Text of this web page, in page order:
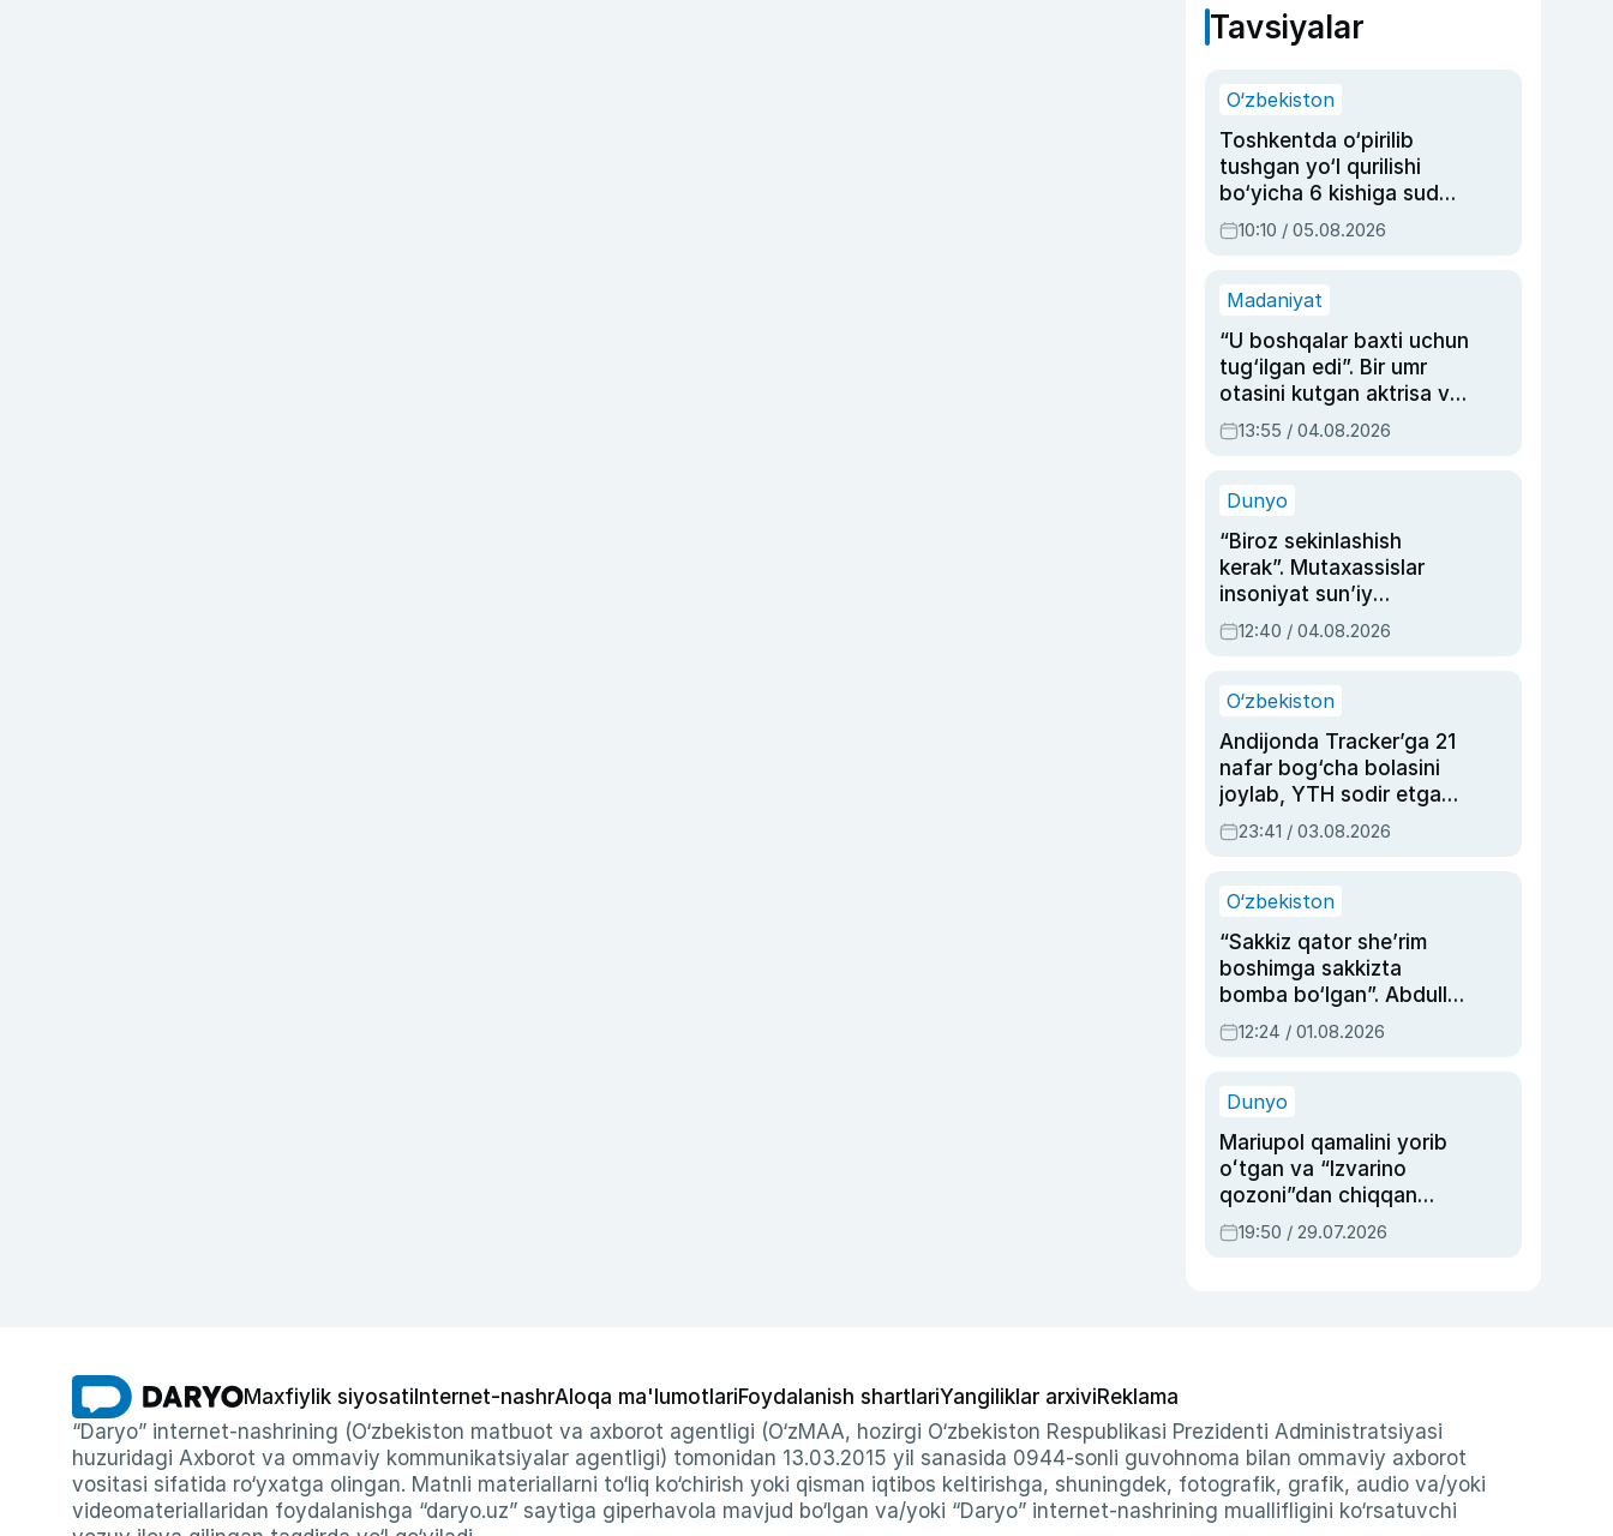
Tavsiyalar
O‘zbekiston
Toshkentda o‘pirilib
tushgan yo‘l qurilishi
bo‘yicha 6 kishiga sud
hukmi o‘qildi
10:10 / 05.08.2026
Madaniyat
“U boshqalar baxti uchun
tug‘ilgan edi”. Bir umr
otasini kutgan aktrisa va
dublyaj ustasi Rimma
Ahmedovaning
13:55 / 04.08.2026
Dunyo
“Biroz sekinlashish
kerak”. Mutaxassislar
insoniyat sun’iy
intellektni boshqara
olmay qolishidan xavotir
12:40 / 04.08.2026
O‘zbekiston
Andijonda Tracker’ga 21
nafar bog‘cha bolasini
joylab, YTH sodir etgan
ayolga sud hukmi o‘qildi
23:41 / 03.08.2026
O‘zbekiston
“Sakkiz qator she’rim
boshimga sakkizta
bomba bo‘lgan”. Abdulla
Oripovni siyosiy
ayblovlardan asrab
12:24 / 01.08.2026
Dunyo
Mariupol qamalini yorib
oʻtgan va “Izvarino
qozoni”dan chiqqan
qahramon — Ukraina
armiyasi bosh
19:50 / 29.07.2026
Maxfiylik siyosati Internet-nashrAloqa ma'lumotlariFoydalanish shartlariYangiliklar arxiviReklama
“Daryo” internet-nashrining (O‘zbekiston matbuot va axborot agentligi (O‘zMAA, hozirgi O‘zbekiston Respublikasi Prezidenti Administratsiyasi
huzuridagi Axborot va ommaviy kommunikatsiyalar agentligi) tomonidan 13.03.2015 yil sanasida 0944-sonli guvohnoma bilan ommaviy axborot
vositasi sifatida ro‘yxatga olingan. Matnli materiallarni to‘liq ko‘chirish yoki qisman iqtibos keltirishga, shuningdek, fotografik, grafik, audio va/yoki
videomateriallaridan foydalanishga “daryo.uz” saytiga giperhavola mavjud bo‘lgan va/yoki “Daryo” internet-nashrining muallifligini ko‘rsatuvchi